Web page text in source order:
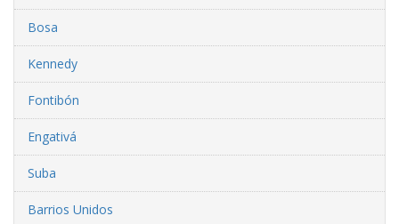
Bosa
Kennedy
Fontibón
Engativá
Suba
Barrios Unidos